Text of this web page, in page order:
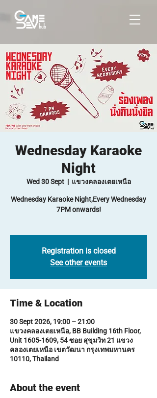
Wednesday Karaoke
Night
Wed 30 Sept
  |
แขวงคลองเตยเหนือ
Wednesday Karaoke Night,Every Wednesday
7PM onwards!
Registration is closed
See other events
Time & Location
30 Sept 2026, 19:00 – 21:00
แขวงคลองเตยเหนือ, BB Building 16th Floor,
Unit 1605-1609, 54 ซอย สุขุมวิท 21 แขวง
คลองเตยเหนือ เขตวัฒนา กรุงเทพมหานคร
10110, Thailand
About the event